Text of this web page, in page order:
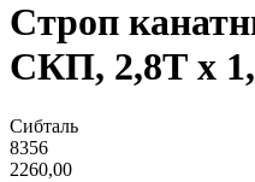
Строп
СКП, 2,8Т x
Сибталь
8356
2260,00